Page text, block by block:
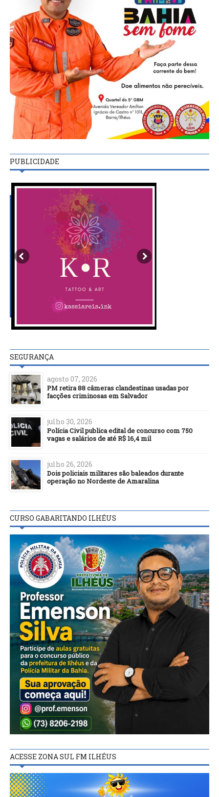
PUBLICIDADE
SEGURANÇA
agosto 07, 2026
PM retira 88 câmeras clandestinas usadas por
facções criminosas em Salvador
julho 30, 2026
Polícia Civil publica edital de concurso com 750
vagas e salários de até R$ 16,4 mil
julho 26, 2026
Dois policiais militares são baleados durante
operação no Nordeste de Amaralina
CURSO GABARITANDO ILHÉUS
ACESSE ZONA SUL FM ILHÉUS